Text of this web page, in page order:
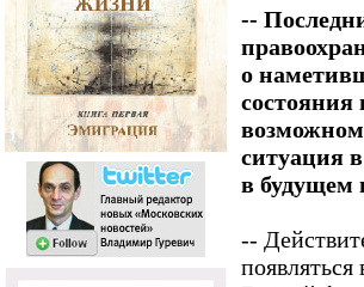
--
о
состояния
возможном
ситуация
в будущем
--